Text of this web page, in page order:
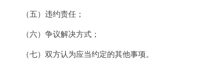
（五）违约责任；
（六）争议解决方式；
（七）双方认为应当约定的其他事项。